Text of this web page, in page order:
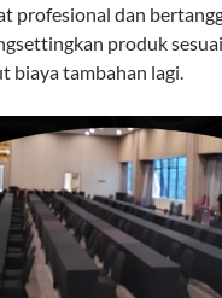
profesional dan
produk
biaya tambahan lagi.